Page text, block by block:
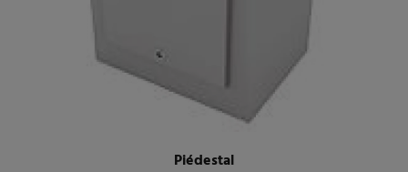
Piédestal